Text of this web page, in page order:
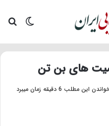
تغییر
های بن تن
این مطلب 6 دقیقه زمان میبرد